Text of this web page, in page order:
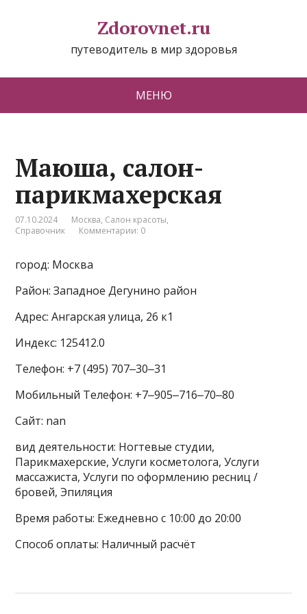
Zdorovnet.ru
путеводитель в мир здоровья
МЕНЮ
Маюша, салон-
парикмахерская
07.10.2024 Москва, Салон красоты,
Справочник
Комментарии: 0
город: Москва
Район: Западное Дегунино район
Адрес: Ангарская улица, 26 к1
Индекс: 125412.0
Телефон: +7 (495) 707‒30‒31
Мобильный Телефон: +7‒905‒716‒70‒80
Сайт: nan
вид деятельности: Ногтевые студии,
Парикмахерские, Услуги косметолога, Услуги
массажиста, Услуги по оформлению ресниц /
бровей, Эпиляция
Время работы: Ежедневно с 10:00 до 20:00
Способ оплаты: Наличный расчёт